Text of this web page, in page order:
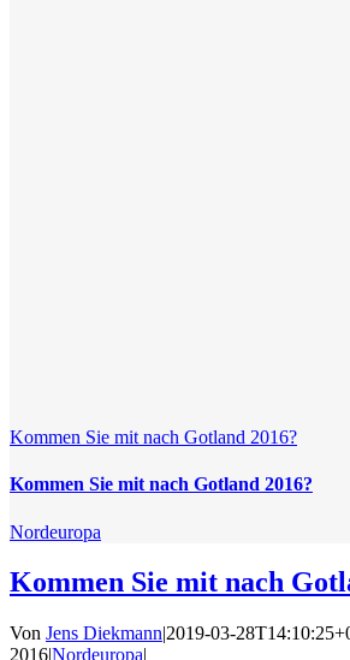
Kommen Sie mit nach Gotland 2016?
Kommen Sie mit nach Gotland 2016?
Nordeuropa
Kommen Sie mit nach
Von Jens Diekmann|2019-03-
2016|Nordeuropa|